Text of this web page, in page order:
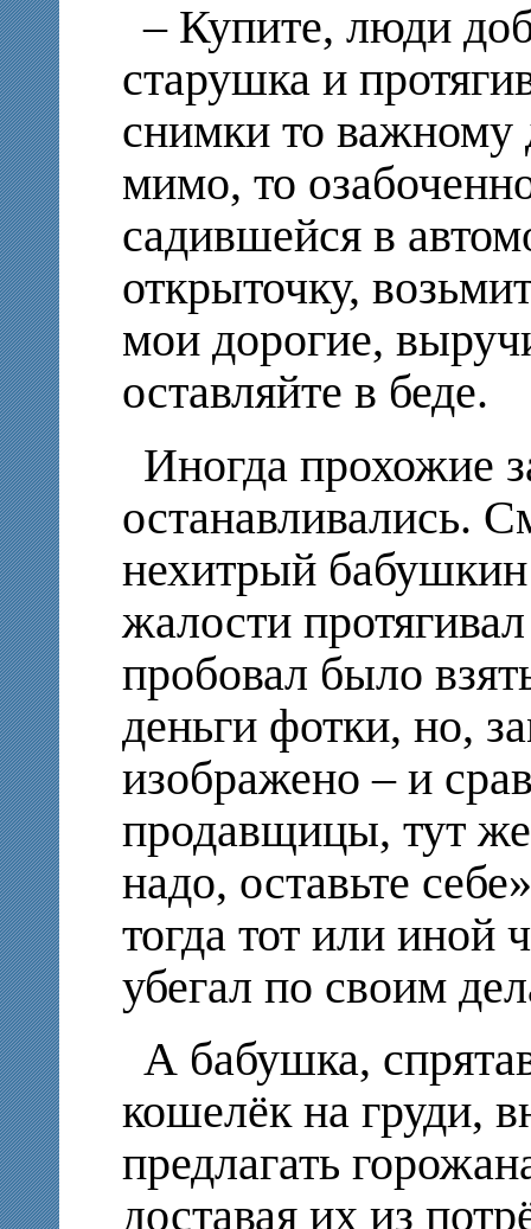
– Купите, люди
старушка и
снимки то
мимо, то
садившейся в
открыточку,
мои дорогие,
оставляйте в беде.
Иногда прохожие
останавливались.
нехитрый бабушкин
жалости
пробовал было
деньги фотки, но,
изображено – и
продавщицы, тут
надо, оставьте
тогда тот или иной
убегал по своим
А бабушка,
кошелёк на груди,
предлагать
доставая их из